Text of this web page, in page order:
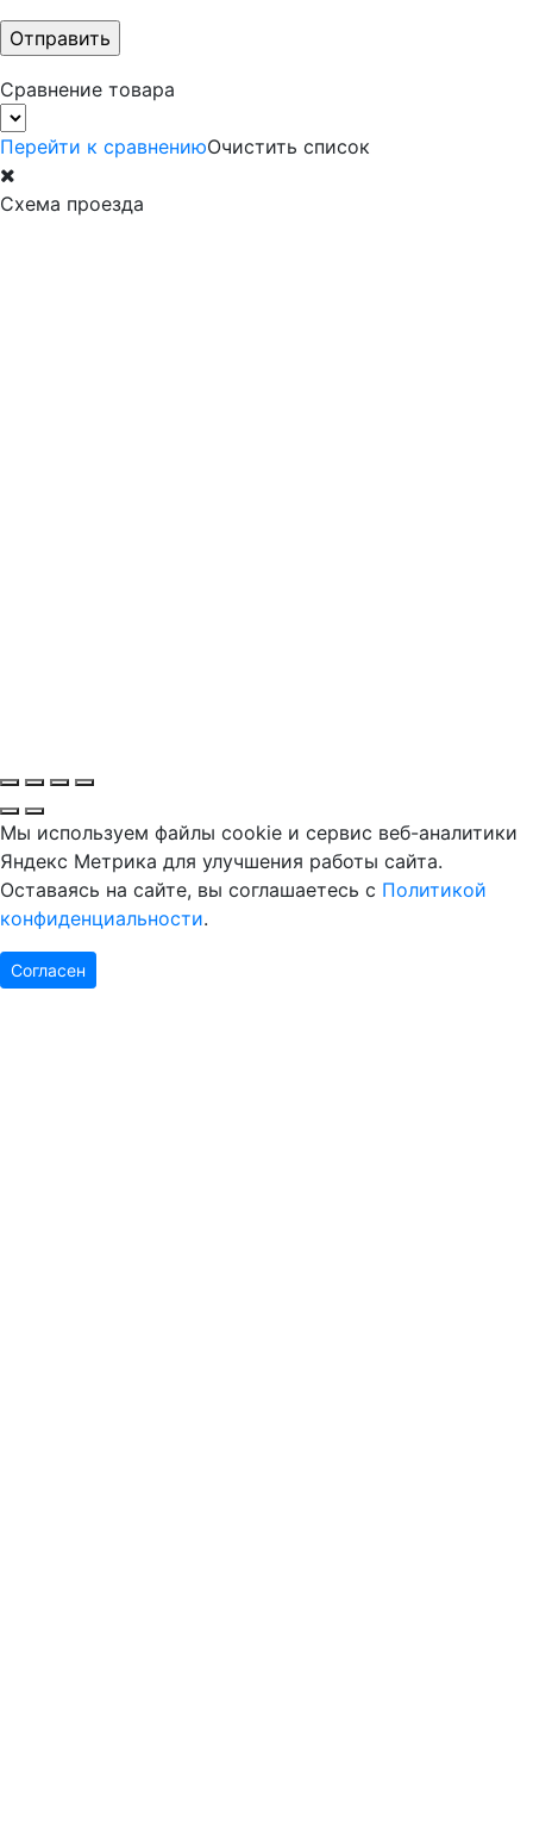
Сравнение товара
Перейти к сравнениюОчистить список
Схема проезда
Мы используем файлы cookie и сервис веб-аналитики
Яндекс Метрика для улучшения работы сайта.
Оставаясь на сайте, вы соглашаетесь с Политикой
конфиденциальности.
Согласен